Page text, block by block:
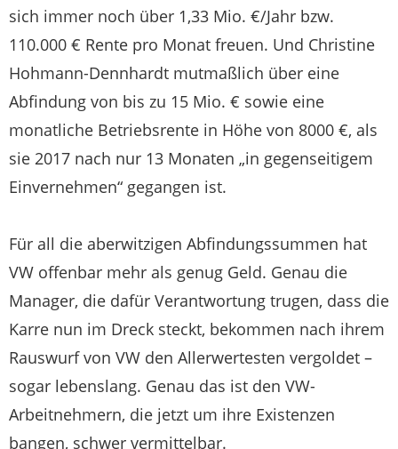
sich immer noch über 1,33 Mio. €/Jahr bzw.
110.000 € Rente pro Monat freuen. Und Christine
Hohmann-Dennhardt mutmaßlich über eine
Abfindung von bis zu 15 Mio. € sowie eine
monatliche Betriebsrente in Höhe von 8000 €, als
sie 2017 nach nur 13 Monaten „in gegenseitigem
Einvernehmen“ gegangen ist.
Für all die aberwitzigen Abfindungssummen hat
VW offenbar mehr als genug Geld. Genau die
Manager, die dafür Verantwortung trugen, dass die
Karre nun im Dreck steckt, bekommen nach ihrem
Rauswurf von VW den Allerwertesten vergoldet –
sogar lebenslang. Genau das ist den VW-
Arbeitnehmern, die jetzt um ihre Existenzen
bangen, schwer vermittelbar.